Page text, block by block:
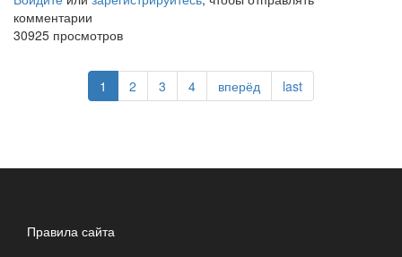
№7
комментарии
30925 просмотров
1 2 3 4 вперёд last
Правила сайта